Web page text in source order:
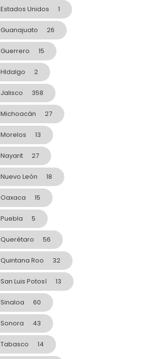
Estados Unidos 1
Guanajuato 26
Guerrero 15
HIdalgo 2
Jalisco 358
Michoacán 27
Morelos 13
Nayarit 27
Nuevo León 18
Oaxaca 15
Puebla 5
Querétaro 56
Quintana Roo 32
San Luis Potosí 13
Sinaloa 60
Sonora 43
Tabasco 14